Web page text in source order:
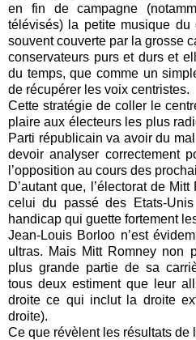
en fin de campagne
télévisés) la petite musique
souvent couverte par la grosse
conservateurs purs et durs et
du temps, que comme un
de récupérer les voix centristes.
Cette stratégie de coller le
plaire aux électeurs les plus
Parti républicain va avoir du
devoir analyser correctement
l’opposition au cours des
D’autant que, l’électorat de
celui du passé des Etats-
handicap qui guette fortement
Jean-Louis Borloo n’est
ultras. Mais Mitt Romney non
plus grande partie de sa
tous deux estiment que leur
droite ce qui inclut la droite
droite).
Ce que révèlent les résultats